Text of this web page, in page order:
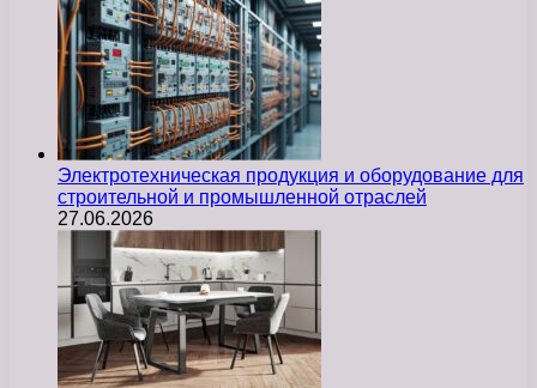
Электротехническая продукция и оборудование для
строительной и промышленной отраслей
27.06.2026